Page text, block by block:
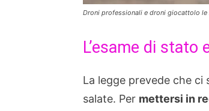
Droni professionali e droni giocattolo le
L’esame di stato
La legge prevede che
salate. Per mettersi in